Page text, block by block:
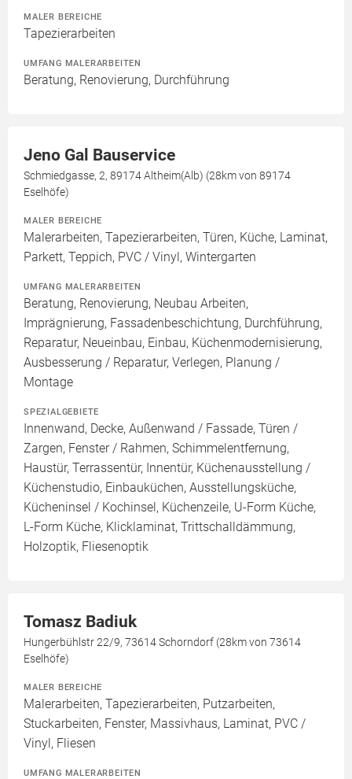
MALER BEREICHE
Tapezierarbeiten
UMFANG MALERARBEITEN
Beratung, Renovierung, Durchführung
Jeno Gal Bauservice
Schmiedgasse, 2, 89174 Altheim(Alb) (28km von 89174
Eselhöfe)
MALER BEREICHE
Malerarbeiten, Tapezierarbeiten, Türen, Küche, Laminat,
Parkett, Teppich, PVC / Vinyl, Wintergarten
UMFANG MALERARBEITEN
Beratung, Renovierung, Neubau Arbeiten,
Imprägnierung, Fassadenbeschichtung, Durchführung,
Reparatur, Neueinbau, Einbau, Küchenmodernisierung,
Ausbesserung / Reparatur, Verlegen, Planung /
Montage
SPEZIALGEBIETE
Innenwand, Decke, Außenwand / Fassade, Türen /
Zargen, Fenster / Rahmen, Schimmelentfernung,
Haustür, Terrassentür, Innentür, Küchenausstellung /
Küchenstudio, Einbauküchen, Ausstellungsküche,
Kücheninsel / Kochinsel, Küchenzeile, U-Form Küche,
L-Form Küche, Klicklaminat, Trittschalldämmung,
Holzoptik, Fliesenoptik
Tomasz Badiuk
Hungerbühlstr 22/9, 73614 Schorndorf (28km von 73614
Eselhöfe)
MALER BEREICHE
Malerarbeiten, Tapezierarbeiten, Putzarbeiten,
Stuckarbeiten, Fenster, Massivhaus, Laminat, PVC /
Vinyl, Fliesen
UMFANG MALERARBEITEN